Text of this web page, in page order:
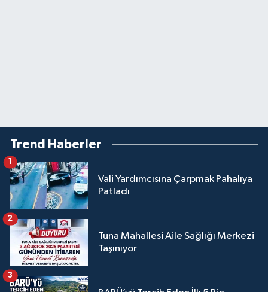
Trend Haberler
Vali Yardımcısına Çarpmak Pahalıya
Patladı
1
Tuna Mahallesi Aile Sağlığı Merkezi
Taşınıyor
2
3